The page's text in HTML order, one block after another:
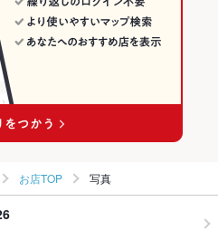
お店TOP 写真